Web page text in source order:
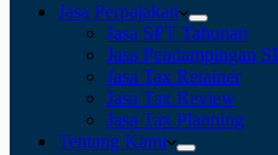
Jasa Perpajakan
Jasa SPT Tahunan
Jasa Pendampingan
Jasa Tax Retainer
Jasa Tax Review
Jasa Tax Planning
Tentang Kami